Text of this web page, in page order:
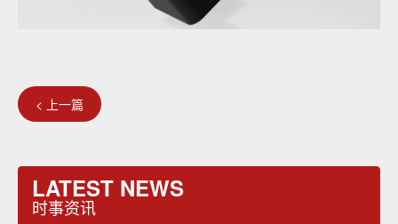
< 上一篇
LATEST NEWS
时事资讯